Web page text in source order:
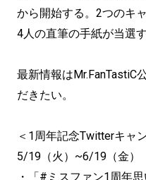
から開始する。2つのキ
4人の直筆の手紙が当選す
最新情報はMr.FanTastiC
だきたい。
＜1周年記念Twitterキャ
5/19（火）~6/19（金）
・「#ミスファン1周年